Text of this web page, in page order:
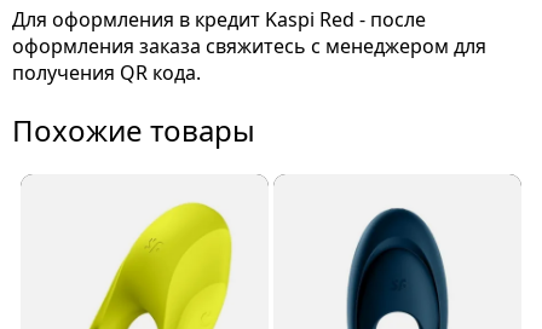
Для оформления в кредит Kaspi Red - после
оформления заказа свяжитесь с менеджером для
получения QR кода.
Похожие товары